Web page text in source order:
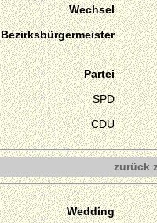
Wechsel
Bezirksbürgermeister
Partei
SPD
CDU
zurück
Wedding